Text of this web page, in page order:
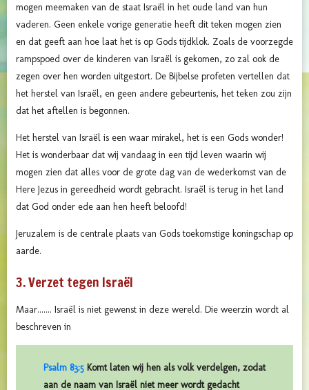
mogen meemaken van de staat Israël in het oude land van hun
vaderen. Geen enkele vorige generatie heeft dit teken mogen zien
en dat geeft aan hoe laat het is op Gods tijdklok. Zoals de voorzegde
rampspoed over de kinderen van Israël is gekomen, zo zal ook de
zegen over hen worden uitgestort. De Bijbelse profeten vertellen dat
het herstel van Israël, en geen andere gebeurtenis, het teken zou zijn
dat het aftellen is begonnen.
Het herstel van Israël is een waar mirakel, het is een Gods wonder!
Het is wonderbaar dat wij vandaag in een tijd leven waarin wij
mogen zien dat alles voor de grote dag van de wederkomst van de
Here Jezus in gereedheid wordt gebracht. Israël is terug in het land
dat God onder ede aan hen heeft beloofd!
Jeruzalem is de centrale plaats van Gods toekomstige koningschap op
aarde.
3. Verzet tegen Israël
Maar....... Israël is niet gewenst in deze wereld. Die weerzin wordt al
beschreven in
Psalm 83:5 Komt laten wij hen als volk verdelgen, zodat
aan de naam van Israël niet meer wordt gedacht